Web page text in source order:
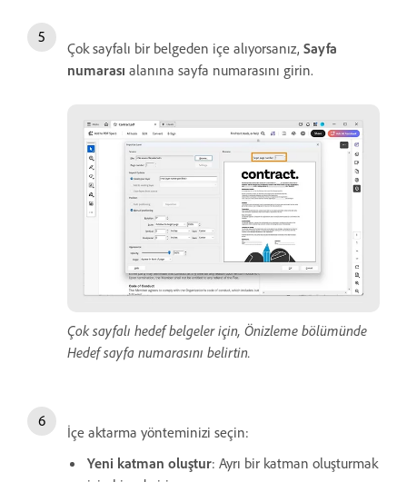
Çok sayfalı bir belgeden içe alıyorsanız, Sayfa
numarası alanına sayfa numarasını girin.
Çok sayfalı hedef belgeler için, Önizleme bölümünde
Hedef sayfa numarasını belirtin.
İçe aktarma yönteminizi seçin:
Yeni katman oluştur: Ayrı bir katman oluşturmak